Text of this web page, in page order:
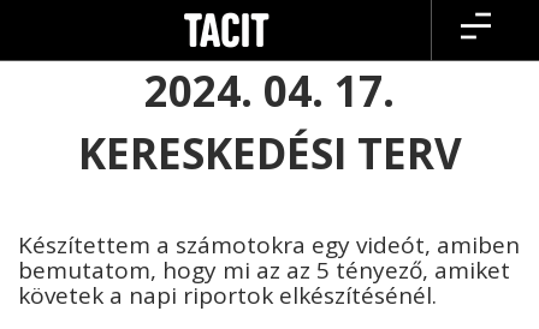
content
2024. 04. 17.
KERESKEDÉSI TERV
Készítettem a számotokra egy videót, amiben
bemutatom, hogy mi az az 5 tényező, amiket
követek a napi riportok elkészítésénél.